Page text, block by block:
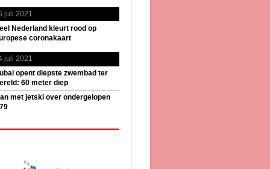
juli 2021
Nederland kleurt rood op
coronakaart
juli 2021
opent diepste zwembad ter
60 meter diep
met jetski over ondergelopen